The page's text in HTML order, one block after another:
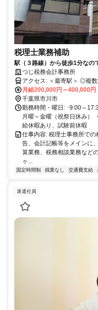
税理士業務補助
駅（３路線）から徒歩1分なの
務所ですので風通しの良いア
つじ税務会計事務所
アクセス: ＜最寄駅＞ ◎複数路線からのアクセス * ＪＲ：本八幡駅
徒歩１分 * 都営新宿線：本
駅 徒歩１分
月給200,000円～400,000円
千葉県市川市
勤務時間・曜日: ･9:00～
月曜～金曜（祝祭日休み）
給休暇あり、試験前休暇
仕事内容: 税理士事務所で
告、会計記帳等をメインに
算業務、税務相談業務など
ヶ...
固定時間制 残業なし 交通費支給
派遣社員